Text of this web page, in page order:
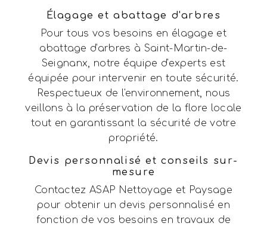
Élagage et abattage d'arbres
Pour tous vos besoins en élagage et
abattage d'arbres à Saint-Martin-de-
Seignanx, notre équipe d'experts est
équipée pour intervenir en toute sécurité.
Respectueux de l'environnement, nous
veillons à la préservation de la flore locale
tout en garantissant la sécurité de votre
propriété.
Devis personnalisé et conseils sur-
mesure
Contactez ASAP Nettoyage et Paysage
pour obtenir un devis personnalisé en
fonction de vos besoins en travaux de